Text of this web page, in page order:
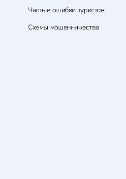
Частые ошибки туристов
Схемы мошенничества